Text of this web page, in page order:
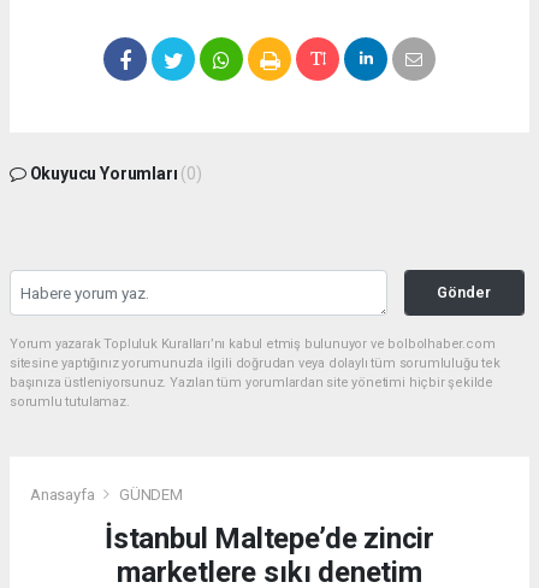
Okuyucu Yorumları (0)
Gönder
Yorum yazarak Topluluk Kuralları’nı kabul etmiş bulunuyor ve bolbolhaber.com
sitesine yaptığınız yorumunuzla ilgili doğrudan veya dolaylı tüm sorumluluğu tek
başınıza üstleniyorsunuz. Yazılan tüm yorumlardan site yönetimi hiçbir şekilde
sorumlu tutulamaz.
Anasayfa GÜNDEM
İstanbul Maltepe’de zincir
marketlere sıkı denetim